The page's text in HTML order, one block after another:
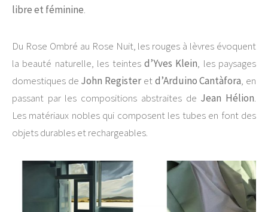
libre et féminine.
Du Rose Ombré au Rose Nuit, les rouges à lèvres évoquent
la beauté naturelle, les teintes d’Yves Klein, les paysages
domestiques de John Registeretd’Arduino Cantàfora, en
passant par les compositions abstraites de Jean Hélion.
Les matériaux nobles qui composent les tubes en font des
objets durables et rechargeables.